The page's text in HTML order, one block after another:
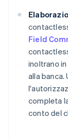
Field
inoltrano
alla
completa
conto del